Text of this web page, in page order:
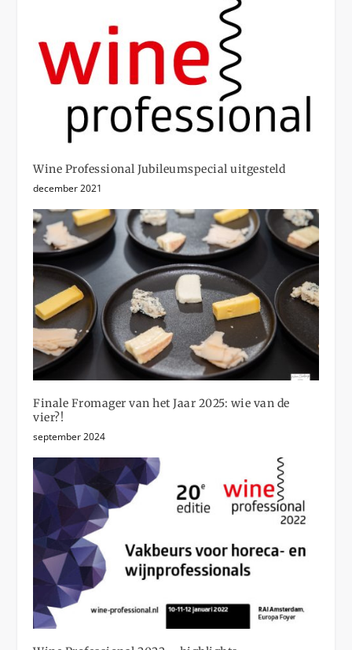
Wine Professional Jubileumspecial uitgesteld
december 2021
Finale Fromager van het Jaar 2025: wie van de
vier?!
september 2024